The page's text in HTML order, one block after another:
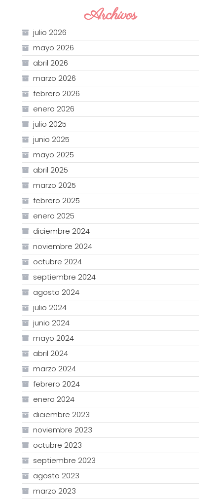
Archivos
julio 2026
mayo 2026
abril 2026
marzo 2026
febrero 2026
enero 2026
julio 2025
junio 2025
mayo 2025
abril 2025
marzo 2025
febrero 2025
enero 2025
diciembre 2024
noviembre 2024
octubre 2024
septiembre 2024
agosto 2024
julio 2024
junio 2024
mayo 2024
abril 2024
marzo 2024
febrero 2024
enero 2024
diciembre 2023
noviembre 2023
octubre 2023
septiembre 2023
agosto 2023
marzo 2023